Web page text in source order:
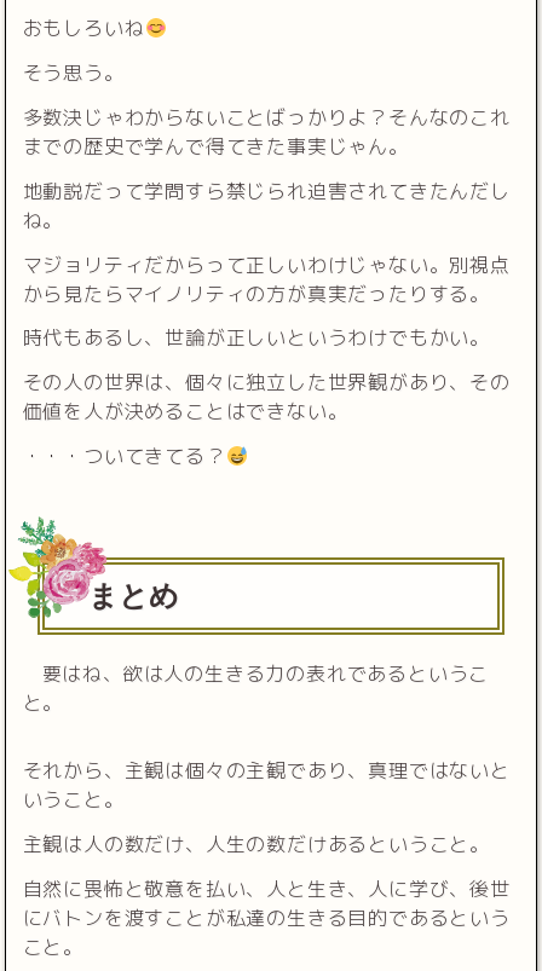
おもしろいね
そう思う。
多数決じゃわからないことばっかりよ？そんなのこれ
までの歴史で学んで得てきた事実じゃん。
地動説だって学問すら禁じられ迫害されてきたんだし
ね。
マジョリティだからって正しいわけじゃない。別視点
から見たらマイノリティの方が真実だったりする。
時代もあるし、世論が正しいというわけでもかい。
その人の世界は、個々に独立した世界観があり、その
価値を人が決めることはできない。
・・・ついてきてる？
まとめ
要はね、欲は人の生きる力の表れであるというこ
と。
それから、主観は個々の主観であり、真理ではないと
いうこと。
主観は人の数だけ、人生の数だけあるということ。
自然に畏怖と敬意を払い、人と生き、人に学び、後世
にバトンを渡すことが私達の生きる目的であるという
こと。